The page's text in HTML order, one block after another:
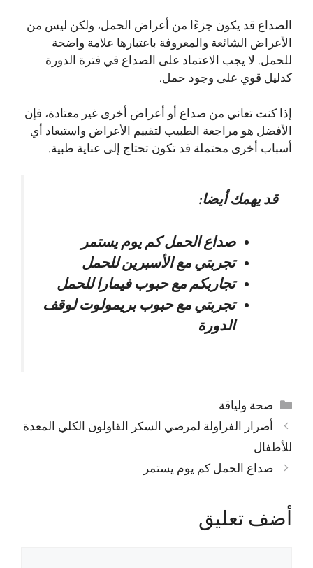
الصداع قد يكون جزءًا من أعراض الحمل، ولكن ليس من
الأعراض الشائعة والمعروفة باعتبارها علامة واضحة
للحمل. لا يجب الاعتماد على الصداع في فترة الدورة
كدليل قوي على وجود حمل.
إذا كنت تعاني من صداع أو أعراض أخرى غير معتادة، فإن
الأفضل هو مراجعة الطبيب لتقييم الأعراض واستبعاد أي
أسباب أخرى محتملة قد تكون تحتاج إلى عناية طبية.
قد يهمك أيضا:
صداع الحمل كم يوم يستمر
تجربتي مع الأسبرين للحمل
تجاربكم مع حبوب فيمارا للحمل
تجربتي مع حبوب بريمولوت لوقف
الدورة
التصنيفات
صحة ولياقة
أضرار الفراولة لمرضي السكر القاولون الكلي المعدة
للأطفال
صداع الحمل كم يوم يستمر
أضف تعليق